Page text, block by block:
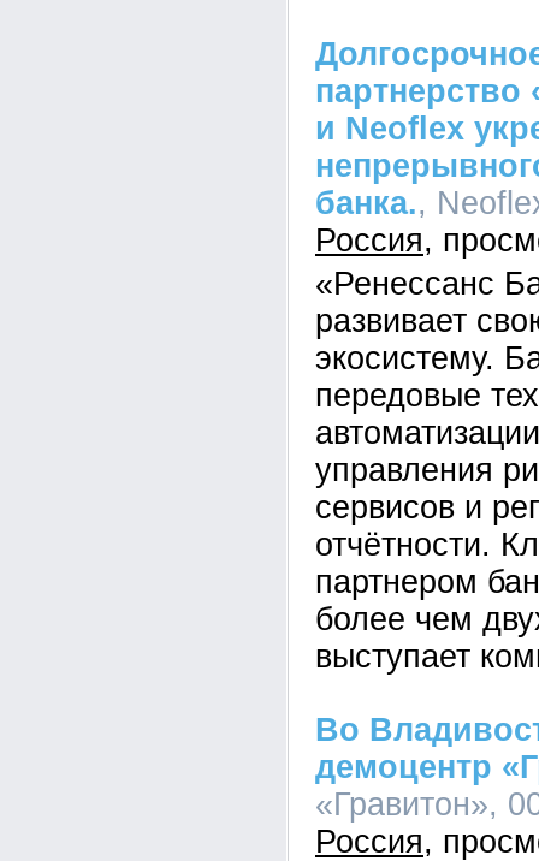
партнерство
и Neoflex
банка.,
Россия
«Ренессанс
развивает
экосистему.
передовые
управления
сервисов и
отчётности.
партнером
более чем
выступает
Во
демоцентр
«Гравитон»,
Россия